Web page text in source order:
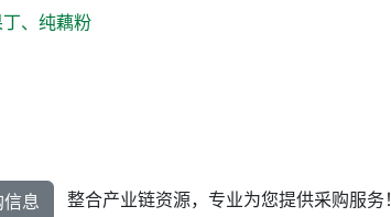
、纯藕粉
息 整合产业链资源，专业为您提供采购服务！